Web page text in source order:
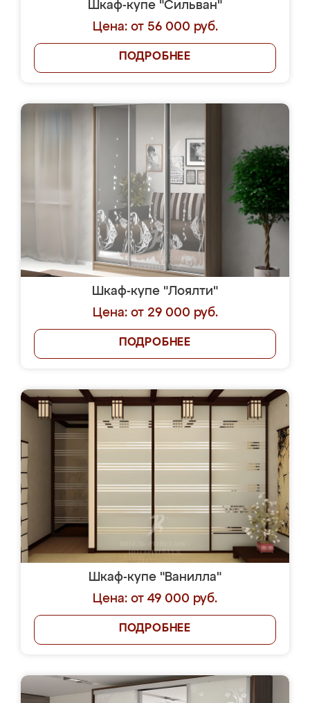
Шкаф-купе "Сильван"
Цена: от 56 000 руб.
ПОДРОБНЕЕ
Шкаф-купе "Лоялти"
Цена: от 29 000 руб.
ПОДРОБНЕЕ
Шкаф-купе "Ванилла"
Цена: от 49 000 руб.
ПОДРОБНЕЕ